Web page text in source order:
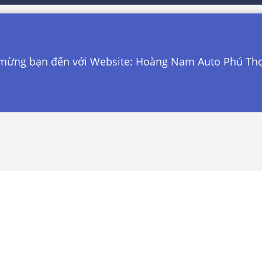
bạn đến với Website: Hoàng Nam Auto Phú Thọ